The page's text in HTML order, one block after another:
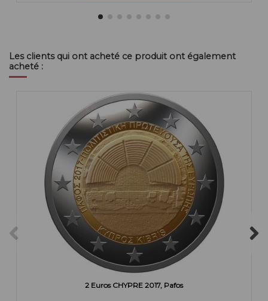
Les clients qui ont acheté ce produit ont également
acheté :
2 Euros CHYPRE 2017, Pafos